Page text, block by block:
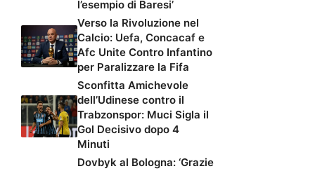
l’esempio di Baresi’
Verso la Rivoluzione nel
Calcio: Uefa, Concacaf e
Afc Unite Contro Infantino
per Paralizzare la Fifa
Sconfitta Amichevole
dell’Udinese contro il
Trabzonspor: Muci Sigla il
Gol Decisivo dopo 4
Minuti
Dovbyk al Bologna: ‘Grazie